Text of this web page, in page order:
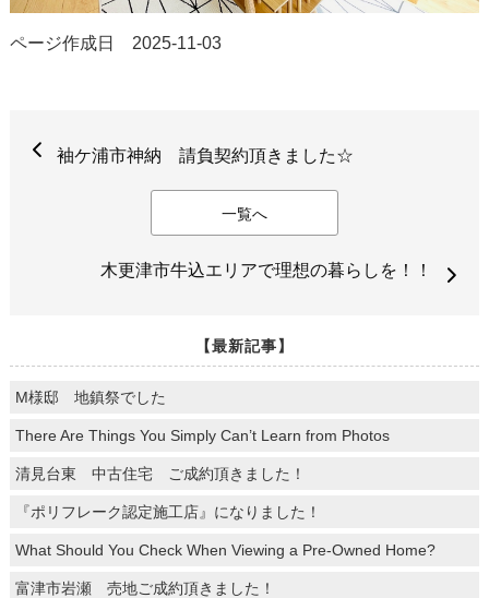
ページ作成日 2025-11-03
袖ケ浦市神納 請負契約頂きました☆
一覧へ
木更津市牛込エリアで理想の暮らしを！！
【最新記事】
M様邸 地鎮祭でした
There Are Things You Simply Can’t Learn from Photos
清見台東 中古住宅 ご成約頂きました！
『ポリフレーク認定施工店』になりました！
What Should You Check When Viewing a Pre-Owned Home?
富津市岩瀬 売地ご成約頂きました！